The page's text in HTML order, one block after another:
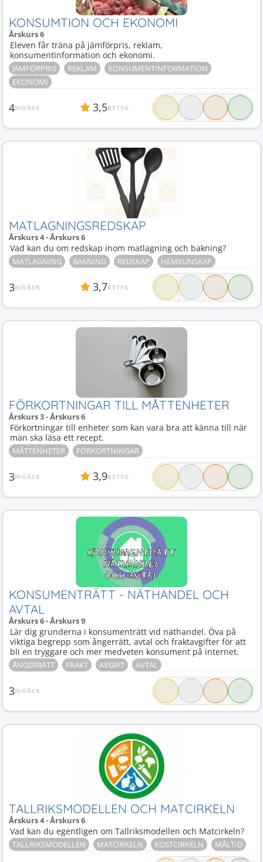
KONSUMTION OCH EKONOMI
Årskurs 6
Eleven får träna på jämförpris, reklam,
konsumentinformation och ekonomi.
JÄMFÖRPRIS REKLAM
KONSUMENTINFORMATION
EKONOMI
4NIVÅER 3,5BETYG
MATLAGNINGSREDSKAP
Årskurs 4 - Årskurs 6
Vad kan du om redskap inom matlagning och bakning?
MATLAGNING BAKNING REDSKAP HEMKUNSKAP
3NIVÅER 3,7BETYG
FÖRKORTNINGAR TILL MÅTTENHETER
Årskurs 3 - Årskurs 6
Förkortningar till enheter som kan vara bra att känna till när
man ska läsa ett recept.
MÅTTENHETER FÖRKORTNINGAR
3NIVÅER 3,9BETYG
KONSUMENTRÄTT - NÄTHANDEL OCH
AVTAL
Årskurs 6 - Årskurs 9
Lär dig grunderna i konsumenträtt vid näthandel. Öva på
viktiga begrepp som ångerrätt, avtal och fraktavgifter för att
bli en tryggare och mer medveten konsument på internet.
ÅNGERRÄTT FRAKT AVGIFT AVTAL
3NIVÅER
TALLRIKSMODELLEN OCH MATCIRKELN
Årskurs 4 - Årskurs 6
Vad kan du egentligen om Tallriksmodellen och Matcirkeln?
TALLRIKSMODELLEN MATCIRKELN KOSTCIRKELN MÅLTID